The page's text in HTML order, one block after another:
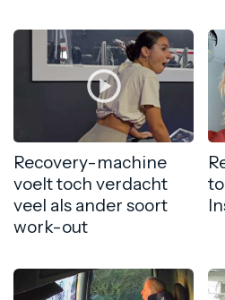
Recovery-machine
voelt toch verdacht
veel als ander soort
work-out